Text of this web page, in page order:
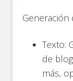
Generación
Texto:
de
más,